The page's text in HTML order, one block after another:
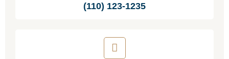
(110) 123-1235